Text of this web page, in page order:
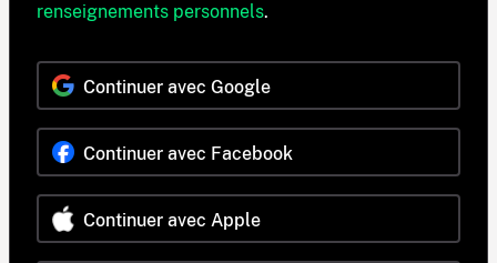
renseignements personnels.
Continuer avec Google
Continuer avec Facebook
Continuer avec Apple